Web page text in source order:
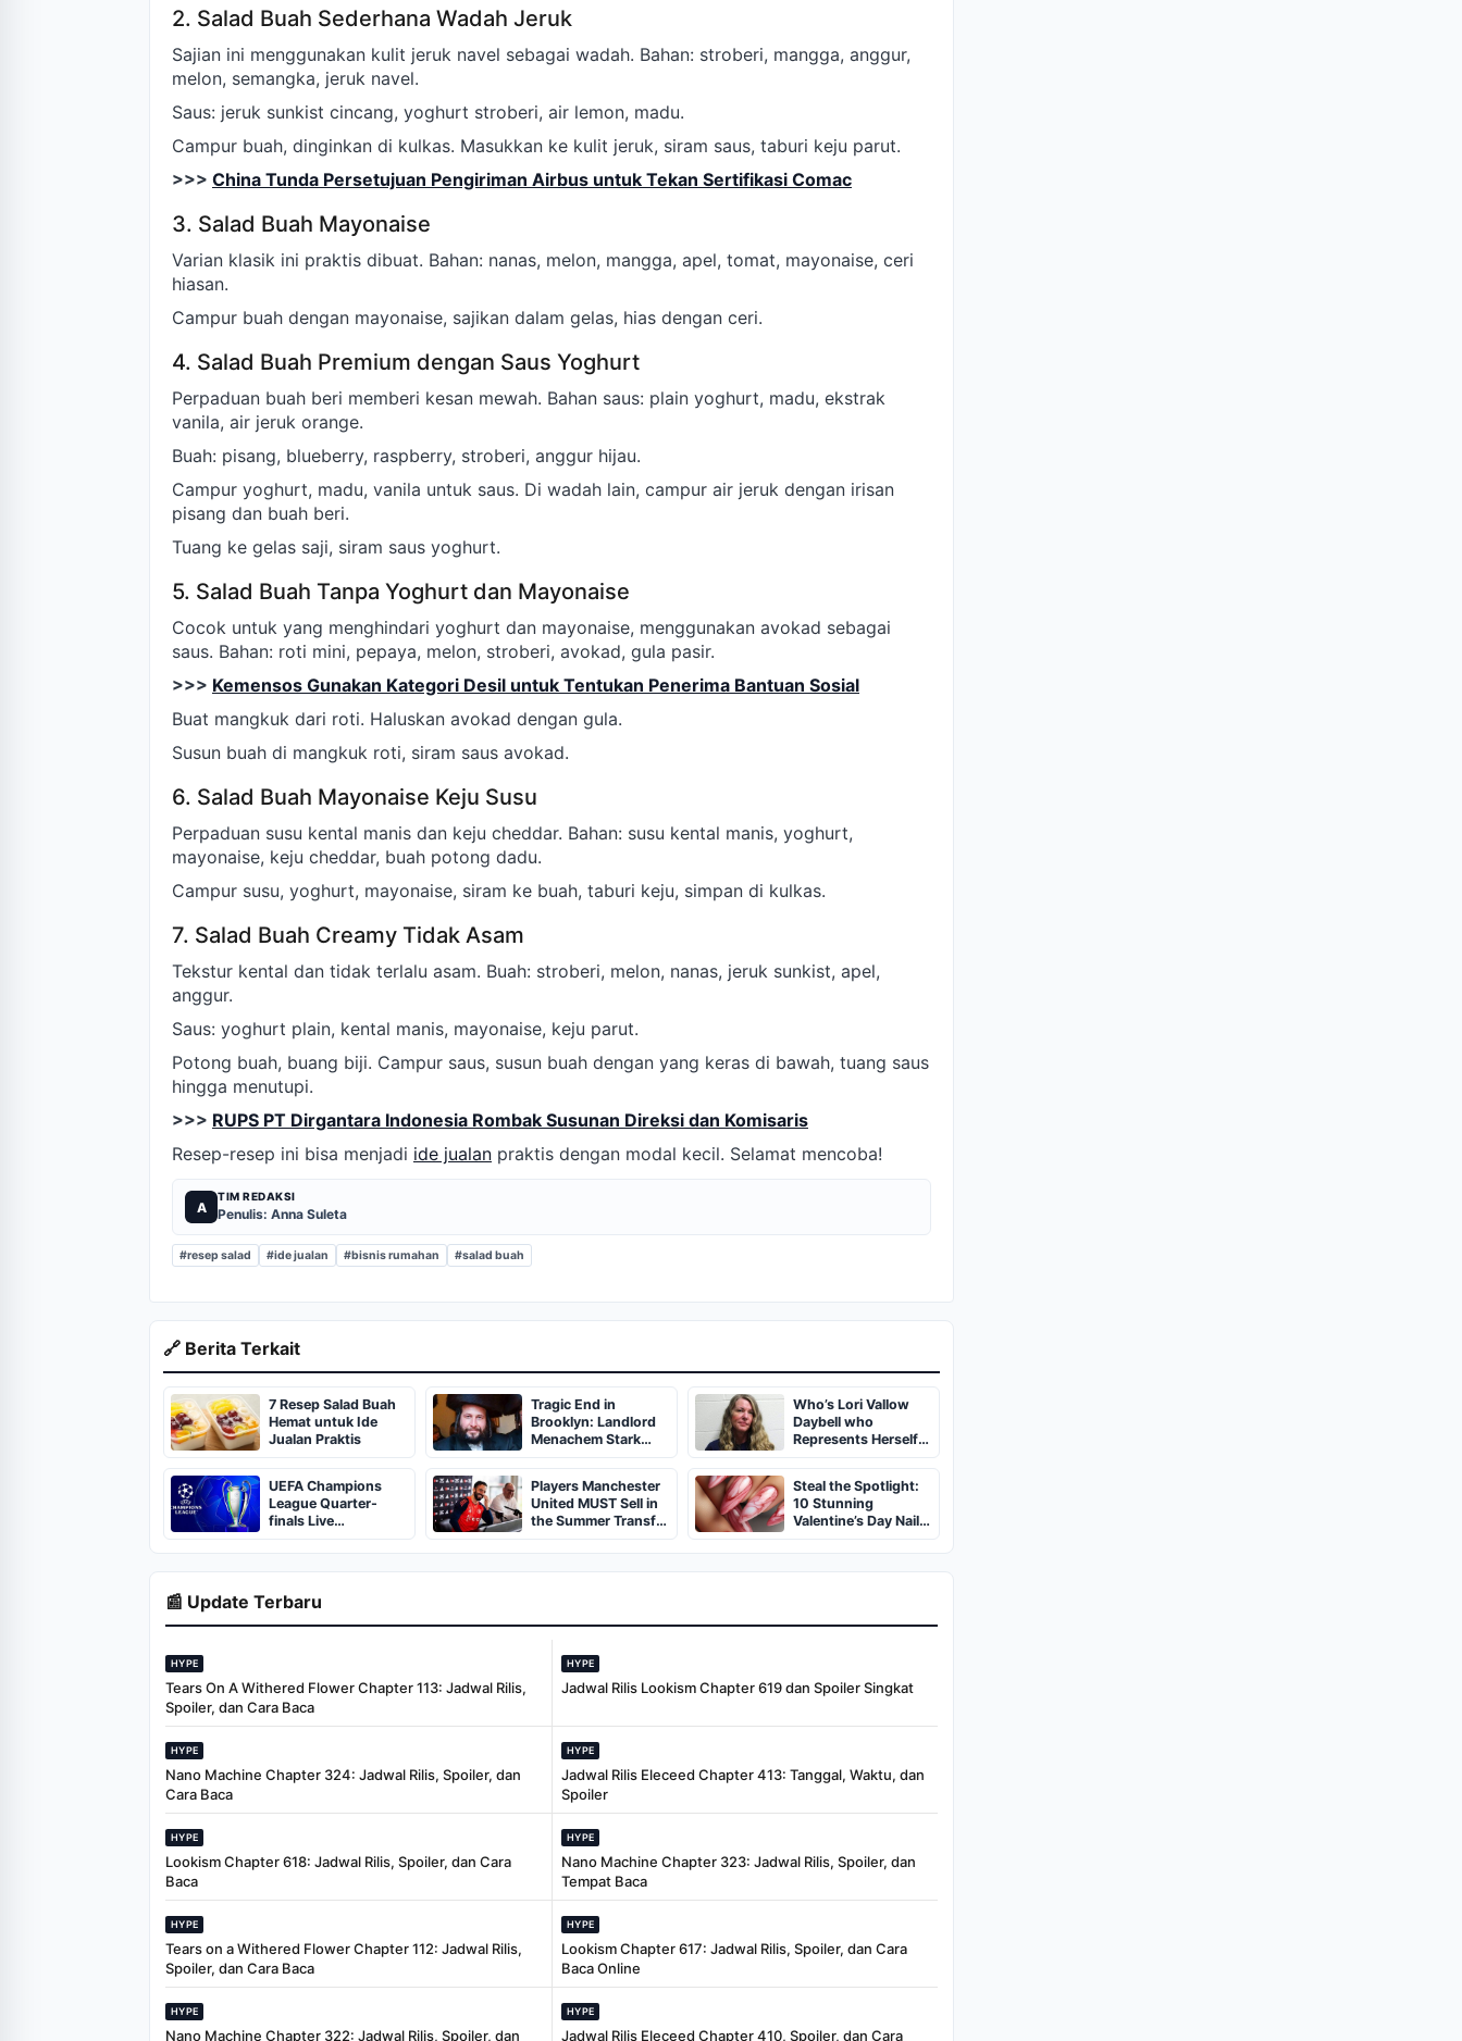
2. Salad Buah Sederhana Wadah Jeruk
Sajian ini menggunakan kulit jeruk navel sebagai wadah. Bahan: stroberi, mangga, anggur,
melon, semangka, jeruk navel.
Saus: jeruk sunkist cincang, yoghurt stroberi, air lemon, madu.
Campur buah, dinginkan di kulkas. Masukkan ke kulit jeruk, siram saus, taburi keju parut.
>>> China Tunda Persetujuan Pengiriman Airbus untuk Tekan Sertifikasi Comac
3. Salad Buah Mayonaise
Varian klasik ini praktis dibuat. Bahan: nanas, melon, mangga, apel, tomat, mayonaise, ceri
hiasan.
Campur buah dengan mayonaise, sajikan dalam gelas, hias dengan ceri.
4. Salad Buah Premium dengan Saus Yoghurt
Perpaduan buah beri memberi kesan mewah. Bahan saus: plain yoghurt, madu, ekstrak
vanila, air jeruk orange.
Buah: pisang, blueberry, raspberry, stroberi, anggur hijau.
Campur yoghurt, madu, vanila untuk saus. Di wadah lain, campur air jeruk dengan irisan
pisang dan buah beri.
Tuang ke gelas saji, siram saus yoghurt.
5. Salad Buah Tanpa Yoghurt dan Mayonaise
Cocok untuk yang menghindari yoghurt dan mayonaise, menggunakan avokad sebagai
saus. Bahan: roti mini, pepaya, melon, stroberi, avokad, gula pasir.
>>> Kemensos Gunakan Kategori Desil untuk Tentukan Penerima Bantuan Sosial
Buat mangkuk dari roti. Haluskan avokad dengan gula.
Susun buah di mangkuk roti, siram saus avokad.
6. Salad Buah Mayonaise Keju Susu
Perpaduan susu kental manis dan keju cheddar. Bahan: susu kental manis, yoghurt,
mayonaise, keju cheddar, buah potong dadu.
Campur susu, yoghurt, mayonaise, siram ke buah, taburi keju, simpan di kulkas.
7. Salad Buah Creamy Tidak Asam
Tekstur kental dan tidak terlalu asam. Buah: stroberi, melon, nanas, jeruk sunkist, apel,
anggur.
Saus: yoghurt plain, kental manis, mayonaise, keju parut.
Potong buah, buang biji. Campur saus, susun buah dengan yang keras di bawah, tuang saus
hingga menutupi.
>>> RUPS PT Dirgantara Indonesia Rombak Susunan Direksi dan Komisaris
Resep-resep ini bisa menjadi ide jualan praktis dengan modal kecil. Selamat mencoba!
A
TIM REDAKSI
Penulis: Anna Suleta
#resep salad #ide jualan #bisnis rumahan #salad buah
🔗 Berita Terkait
7 Resep Salad Buah
Hemat untuk Ide
Jualan Praktis
Tragic End in
Brooklyn: Landlord
Menachem Stark
Abducted,
Suffocated, and Left
Burned in a
Dumpster
Who’s Lori Vallow
Daybell who
Represents Herself
in Fourth Husband's
Murder Trial
UEFA Champions
League Quarter-
finals Live
Streaming: Leg 1
Fixtures, Timings,
When And Where To
Players Manchester
United MUST Sell in
the Summer Transfer
Window
Steal the Spotlight:
10 Stunning
Valentine’s Day Nail
Ideas You’ll Love!
📰 Update Terbaru
HYPE
Tears On A Withered Flower Chapter 113: Jadwal Rilis,
Spoiler, dan Cara Baca
HYPE
Jadwal Rilis Lookism Chapter 619 dan Spoiler Singkat
HYPE
Nano Machine Chapter 324: Jadwal Rilis, Spoiler, dan
Cara Baca
HYPE
Jadwal Rilis Eleceed Chapter 413: Tanggal, Waktu, dan
Spoiler
HYPE
Lookism Chapter 618: Jadwal Rilis, Spoiler, dan Cara
Baca
HYPE
Nano Machine Chapter 323: Jadwal Rilis, Spoiler, dan
Tempat Baca
HYPE
Tears on a Withered Flower Chapter 112: Jadwal Rilis,
Spoiler, dan Cara Baca
HYPE
Lookism Chapter 617: Jadwal Rilis, Spoiler, dan Cara
Baca Online
HYPE
Nano Machine Chapter 322: Jadwal Rilis, Spoiler, dan
HYPE
Jadwal Rilis Eleceed Chapter 410, Spoiler, dan Cara